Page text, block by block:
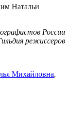
Натальи
России
режиссеров
Михайловна,